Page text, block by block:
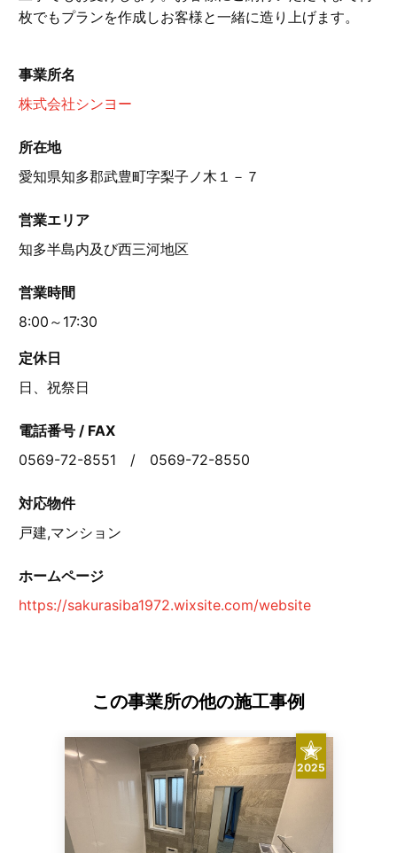
枚でもプランを作成しお客様と一緒に造り上げます。
事業所名
株式会社シンヨー
所在地
愛知県知多郡武豊町字梨子ノ木１－７
営業エリア
知多半島内及び西三河地区
営業時間
8:00～17:30
定休日
日、祝祭日
電話番号 / FAX
0569-72-8551 / 0569-72-8550
対応物件
戸建,マンション
ホームページ
https://sakurasiba1972.wixsite.com/website
この事業所の他の施工事例
2025